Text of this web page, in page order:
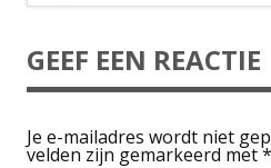
GEEF EEN REACTIE
Je e-mailadres wordt niet
velden zijn gemarkeerd met*